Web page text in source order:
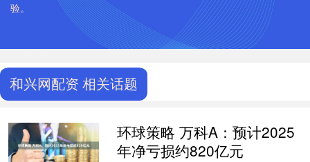
验。
和兴网配资 相关话题
环球策略 万科A：预计2025
年净亏损约820亿元